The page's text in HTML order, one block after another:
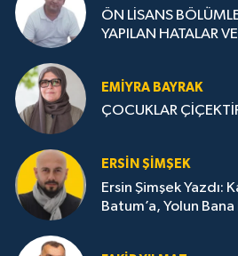
ÖN LİSANS
YAPILAN HATALAR
EMIYRA BAYRAK
ÇOCUKLAR
ERSIN ŞIMŞEK
Ersin Şimşek Yazdı:
Batum’a, Yolun Bana